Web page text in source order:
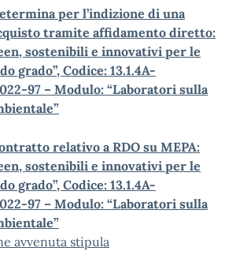
per l’indizione di una
tramite affidamento diretto:
sostenibili e innovativi per le
grado”, Codice: 13.1.4A-
97 – Modulo: “Laboratori sulla
relativo a RDO su MEPA:
sostenibili e innovativi per le
grado”, Codice: 13.1.4A-
97 – Modulo: “Laboratori sulla
avvenuta stipula